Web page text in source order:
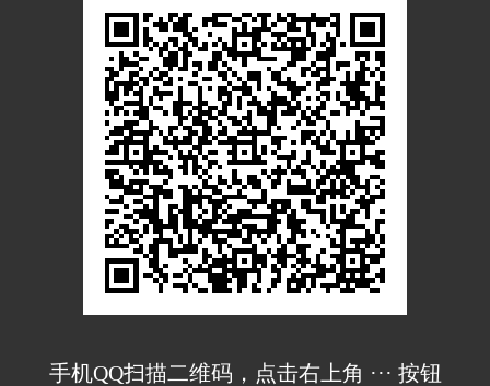
手机QQ扫描二维码，点击右上角 ··· 按钮